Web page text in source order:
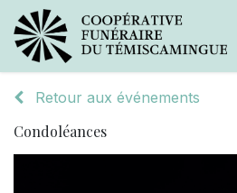
Retour aux événements
Condoléances